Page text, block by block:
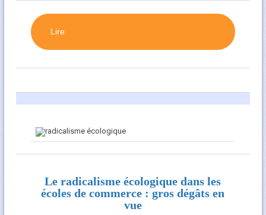
Lire
Le radicalisme écologique dans les
écoles de commerce : gros dégâts en
vue